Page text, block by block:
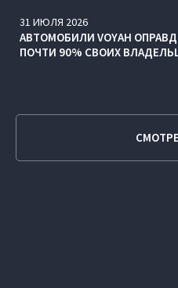
31 ИЮЛЯ 2026
АВТОМОБИЛИ VOYAH
ПОЧТИ 90% СВОИХ